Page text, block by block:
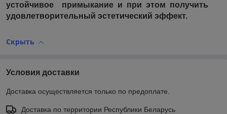
устойчивое примыкание и при этом получить
удовлетворительный эстетический эффект.
Скрыть
Условия доставки
Доставка осуществляется только по предоплате.
Доставка по территории Республики Беларусь